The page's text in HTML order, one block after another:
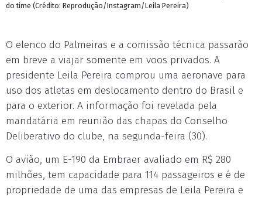
do time (Crédito: Reprodução/Instagram/Leila Pereira)
O elenco do Palmeiras e a comissão técnica passarão
em breve a viajar somente em voos privados. A
presidente Leila Pereira comprou uma aeronave para
uso dos atletas em deslocamento dentro do Brasil e
para o exterior. A informação foi revelada pela
mandatária em reunião das chapas do Conselho
Deliberativo do clube, na segunda-feira (30).
O avião, um E-190 da Embraer avaliado em R$ 280
milhões, tem capacidade para 114 passageiros e é de
propriedade de uma das empresas de Leila Pereira e